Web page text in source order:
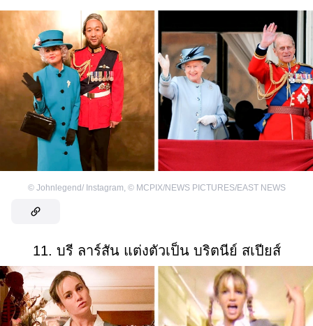
© Johnlegend/ Instagram © MCPIX/NEWS PICTURES/EAST NEWS
11. บรี ลาร์สัน แต่งตัวเป็น บริตนีย์ สเปียส์